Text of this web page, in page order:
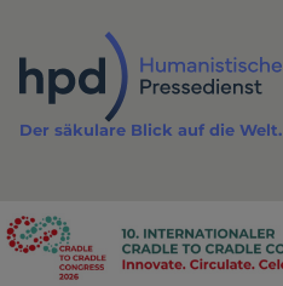
Inhalt
Der säkulare Blick auf die Welt.
Advertising